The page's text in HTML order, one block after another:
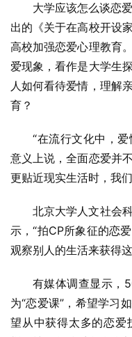
大学应该怎么谈恋
出的《关于在高校开设
高校加强恋爱心理教育
爱现象，看作是大学生
人如何看待爱情，理解
育？
“在流行文化中，
意义上说，全面恋爱并
更贴近现实生活时，我
北京大学人文社会
示，“拍CP所象征的恋
观察别人的生活来获得
有媒体调查显示，
为“恋爱课”，希望学习
望从中获得太多的恋爱